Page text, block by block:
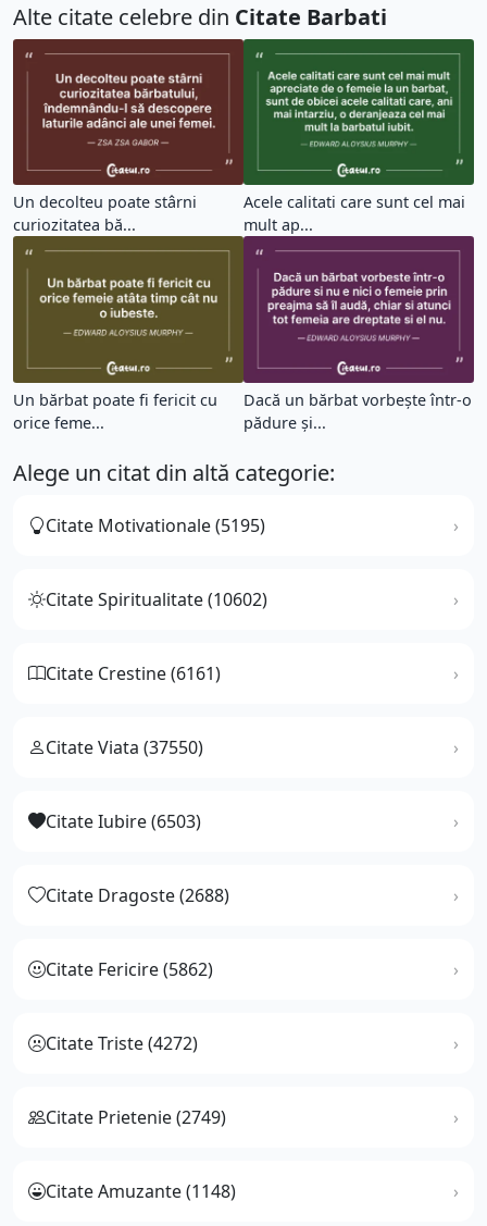
Alte citate celebre din Citate Barbati
Un decolteu poate stârni
curiozitatea bă...
Acele calitati care sunt cel mai
mult ap...
Un bărbat poate fi fericit cu
orice feme...
Dacă un bărbat vorbește într-o
pădure și...
Alege un citat din altă categorie:
Citate Motivationale (5195)
Citate Spiritualitate (10602)
Citate Crestine (6161)
Citate Viata (37550)
Citate Iubire (6503)
Citate Dragoste (2688)
Citate Fericire (5862)
Citate Triste (4272)
Citate Prietenie (2749)
Citate Amuzante (1148)